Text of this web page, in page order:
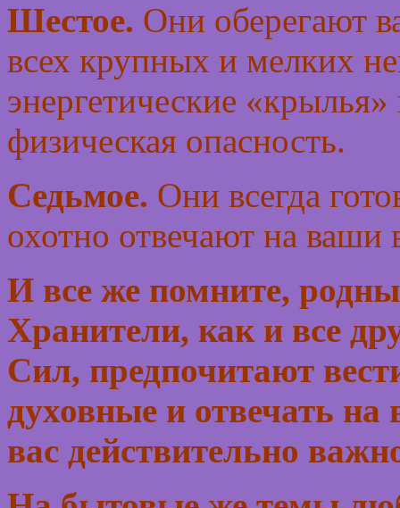
Шестое. Они оберегают
всех крупных и мелких
энергетические
физическая опасность.
Седьмое. Они всегда
охотно отвечают на ваши
И все же помните,
Хранители, как и все
Сил, предпочитают
духовные и отвечать
вас действительно